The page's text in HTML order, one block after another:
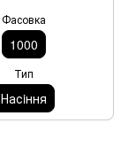
Фасовка
1000
Тип
Насiння